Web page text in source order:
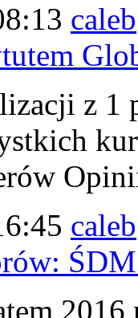
caleb
z 1
caleb